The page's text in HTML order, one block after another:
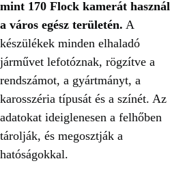
mint 170 Flock kamerát használ
a város egész területén. A
készülékek minden elhaladó
járművet lefotóznak, rögzítve a
rendszámot, a gyártmányt, a
karosszéria típusát és a színét. Az
adatokat ideiglenesen a felhőben
tárolják, és megosztják a
hatóságokkal.